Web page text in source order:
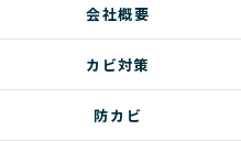
会社概要
カビ対策
防カビ